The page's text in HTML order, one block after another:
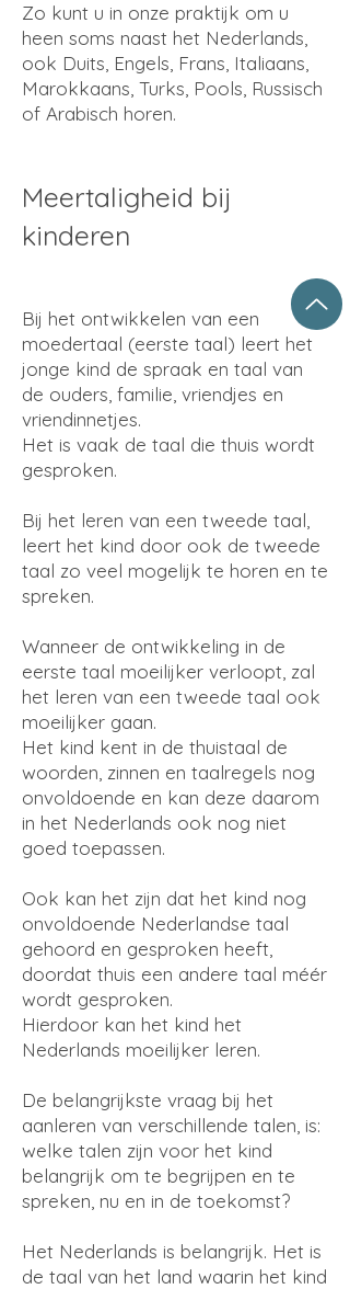
Zo kunt u in onze praktijk om u
heen soms naast het Nederlands,
ook Duits, Engels, Frans, Italiaans,
Marokkaans, Turks, Pools, Russisch
of Arabisch horen.
Meertaligheid bij
kinderen
Bij het ontwikkelen van een
moedertaal (eerste taal) leert het
jonge kind de spraak en taal van
de ouders, familie, vriendjes en
vriendinnetjes.
Het is vaak de taal die thuis wordt
gesproken.
Bij het leren van een tweede taal,
leert het kind door ook de tweede
taal zo veel mogelijk te horen en te
spreken.
Wanneer de ontwikkeling in de
eerste taal moeilijker verloopt, zal
het leren van een tweede taal ook
moeilijker gaan.
Het kind kent in de thuistaal de
woorden, zinnen en taalregels nog
onvoldoende en kan deze daarom
in het Nederlands ook nog niet
goed toepassen.
Ook kan het zijn dat het kind nog
onvoldoende Nederlandse taal
gehoord en gesproken heeft,
doordat thuis een andere taal méér
wordt gesproken.
Hierdoor kan het kind het
Nederlands moeilijker leren.
De belangrijkste vraag bij het
aanleren van verschillende talen, is:
welke talen zijn voor het kind
belangrijk om te begrijpen en te
spreken, nu en in de toekomst?
Het Nederlands is belangrijk. Het is
de taal van het land waarin het kind